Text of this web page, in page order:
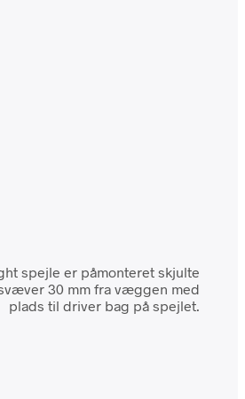
spejle er påmonteret skjulte
30 mm fra væggen med
plads til driver bag på spejlet.